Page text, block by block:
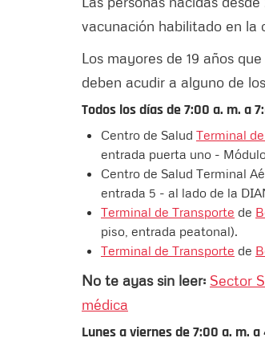
vacunación habilitado en la
Los mayores de 19 años
deben acudir a alguno de
Todos los días de 7:00 a. m. a
Centro de Salud Terminal
entrada puerta uno -
Centro de Salud Terminal
entrada 5 - al lado de la
Terminal de Transporte de
piso, entrada peatonal).
Terminal de Transporte de
No te ayas sin leer: Sector
médica
Lunes a viernes de 7:00 a. m.